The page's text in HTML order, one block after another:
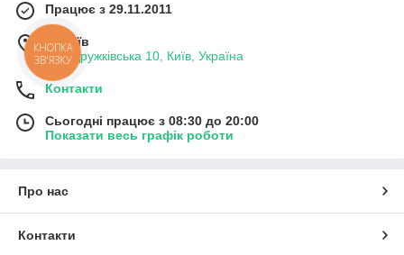
Працює з 29.11.2011
м. Київ
вул. Дружківська 10, Київ, Україна
Контакти
Сьогодні працює з 08:30 до 20:00
Показати весь графік роботи
Про нас
Контакти
КНОПКА
ЗВ'ЯЗКУ